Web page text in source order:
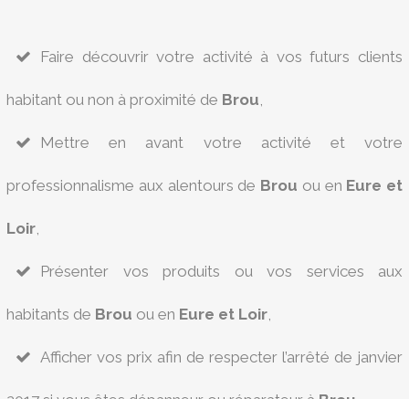
Faire découvrir votre activité à vos futurs clients
habitant ou non à proximité de Brou,
Mettre en avant votre activité et votre
professionnalisme aux alentours de Brou ou en Eure et
Loir,
Présenter vos produits ou vos services aux
habitants de Brou ou en Eure et Loir,
Afficher vos prix afin de respecter l’arrêté de janvier